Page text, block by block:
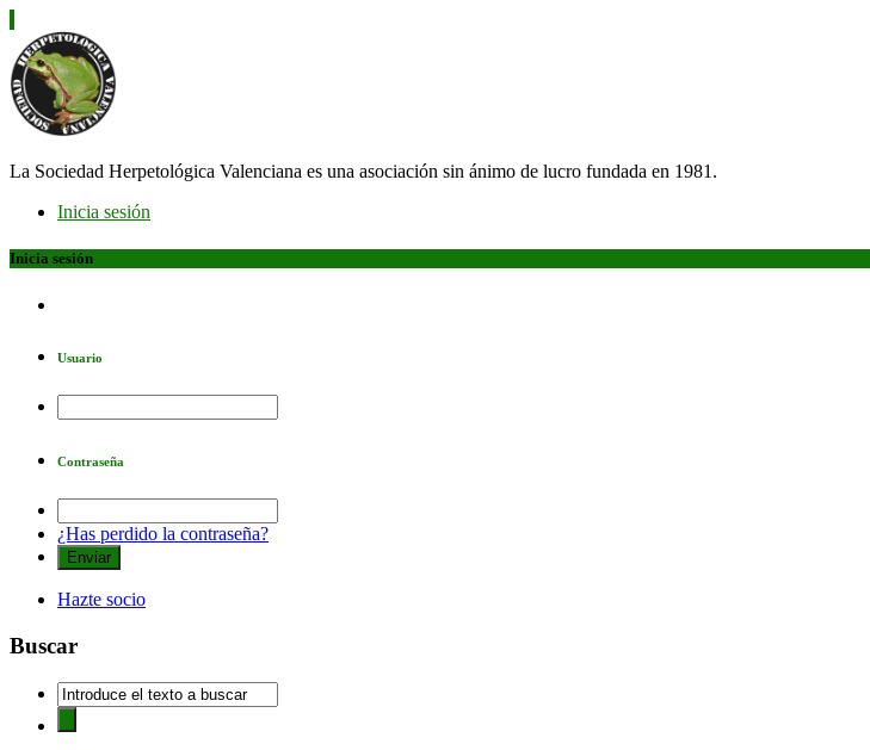
La Sociedad Herpetológica Valenciana es una asociación sin ánimo de lucro fundada en 1981.
Inicia sesión
Inicia sesión
Usuario
Contraseña
¿Has perdido la contraseña?
Hazte socio
Buscar